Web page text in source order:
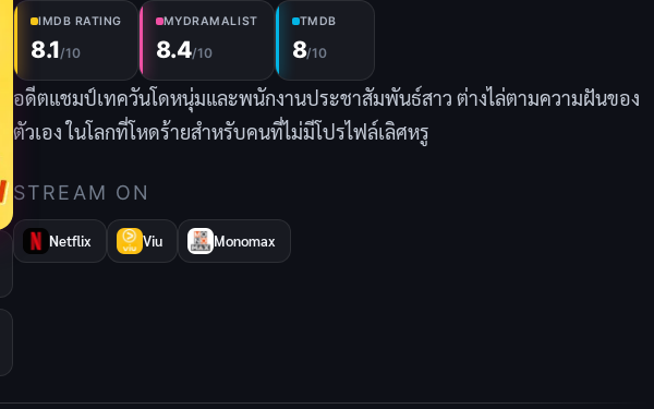
IMDB RATING
8.1/10
MYDRAMALIST
8.4/10
TMDB
8/10
อดีตแชมป์เทควันโดหนุ่มและพนักงานประชาสัมพันธ์สาว ต่างไล่ตามความฝันของ
ตัวเอง ในโลกที่โหดร้ายสำหรับคนที่ไม่มีโปรไฟล์เลิศหรู
STREAM ON
Netflix Viu Monomax